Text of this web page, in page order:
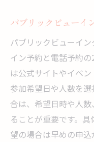
パブリックビューイ
パブリックビューイ
イン予約と電話予約
は公式サイトやイベン
参加希望日や人数を
合は、希望日時や人
ることが重要です。
望の場合は早めの申